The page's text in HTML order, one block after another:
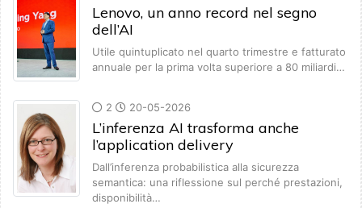
Lenovo, un anno record nel segno
dell’AI
Utile quintuplicato nel quarto trimestre e fatturato
annuale per la prima volta superiore a 80 miliardi…
2 20-05-2026
L’inferenza AI trasforma anche
l’application delivery
Dall’inferenza probabilistica alla sicurezza
semantica: una riflessione sul perché prestazioni,
disponibilità…